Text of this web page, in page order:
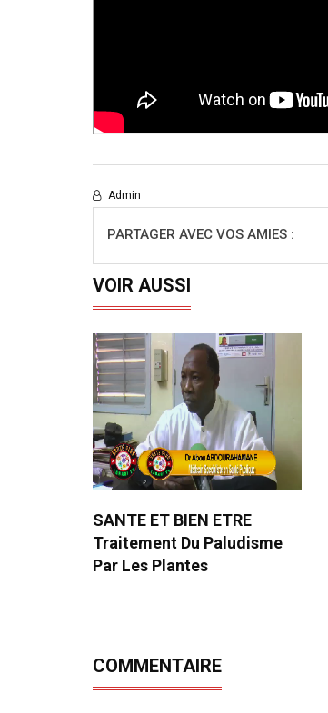
Admin
PARTAGER AVEC VOS AMIES :
VOIR AUSSI
SANTE ET BIEN ETRE
Traitement Du Paludisme
Par Les Plantes
COMMENTAIRE